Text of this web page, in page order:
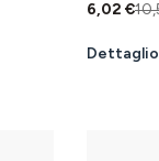
6,02 €